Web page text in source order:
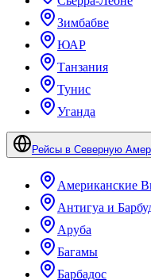
Зимбабве
ЮАР
Танзания
Тунис
Уганда
Рейсы в Северную
Американские
Антигуа и
Аруба
Багамы
Барбадос